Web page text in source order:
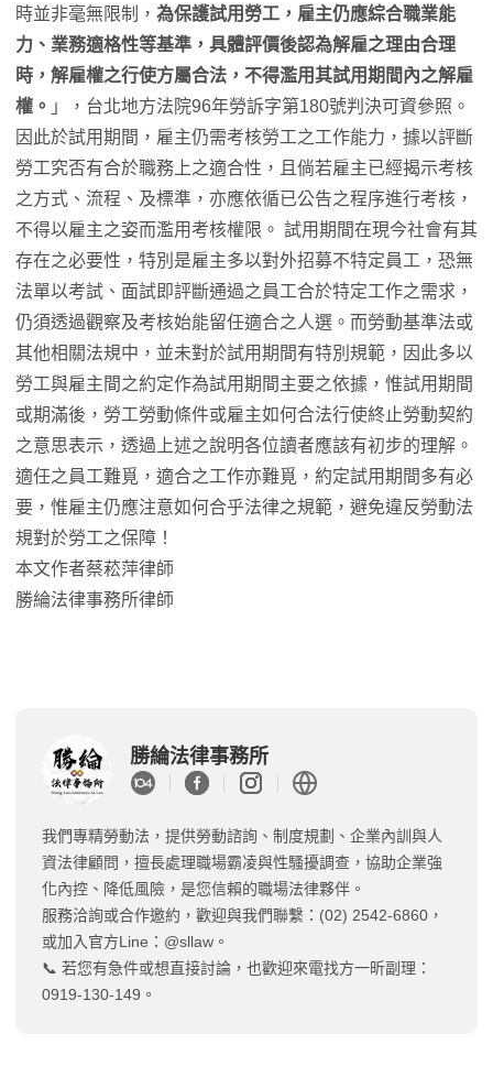
時並非毫無限制， 為保護試用勞工，雇主仍應綜合職業能
力、業務適格性等基準，具體評價後認為解雇之理由合理
時，解雇權之行使方屬合法，不得濫用其試用期間內之解雇
權。 」，台北地方法院96年勞訴字第180號判決可資參照。
因此於試用期間，雇主仍需考核勞工之工作能力，據以評斷
勞工究否有合於職務上之適合性，且倘若雇主已經揭示考核
之方式、流程、及標準，亦應依循已公告之程序進行考核，
不得以雇主之姿而濫用考核權限。 試用期間在現今社會有其
存在之必要性，特別是雇主多以對外招募不特定員工，恐無
法單以考試、面試即評斷通過之員工合於特定工作之需求，
仍須透過觀察及考核始能留任適合之人選。而勞動基準法或
其他相關法規中，並未對於試用期間有特別規範，因此多以
勞工與雇主間之約定作為試用期間主要之依據，惟試用期間
或期滿後，勞工勞動條件或雇主如何合法行使終止勞動契約
之意思表示，透過上述之說明各位讀者應該有初步的理解。
適任之員工難覓，適合之工作亦難覓，約定試用期間多有必
要，惟雇主仍應注意如何合乎法律之規範，避免違反勞動法
規對於勞工之保障！
本文作者蔡菘萍律師
勝綸法律事務所律師
勝綸法律事務所
我們專精勞動法，提供勞動諮詢、制度規劃、企業內訓與人
資法律顧問，擅長處理職場霸凌與性騷擾調查，協助企業強
化內控、降低風險，是您信賴的職場法律夥伴。
服務洽詢或合作邀約，歡迎與我們聯繫：(02) 2542-6860，
或加入官方Line：@sllaw。
📞 若您有急件或想直接討論，也歡迎來電找方一昕副理：
0919-130-149。